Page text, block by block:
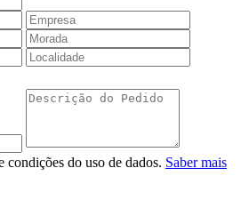
condições do uso de dados. Saber mais